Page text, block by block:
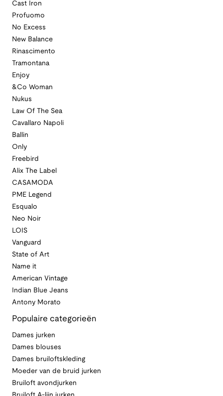
Cast Iron
Profuomo
No Excess
New Balance
Rinascimento
Tramontana
Enjoy
&Co Woman
Nukus
Law Of The Sea
Cavallaro Napoli
Ballin
Only
Freebird
Alix The Label
CASAMODA
PME Legend
Esqualo
Neo Noir
LOIS
Vanguard
State of Art
Name it
American Vintage
Indian Blue Jeans
Antony Morato
Populaire categorieën
Dames jurken
Dames blouses
Dames bruiloftskleding
Moeder van de bruid jurken
Bruiloft avondjurken